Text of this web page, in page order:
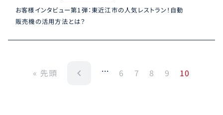
お客様インタビュー第1弾：東近江市の人気レストラン！自動
販売機の活用方法とは？
« 先頭 navigate_before ... 6 7 8 9 10